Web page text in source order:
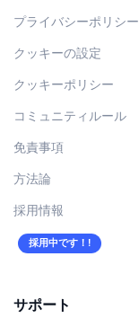
プライバシーポリシー
クッキーの設定
クッキーポリシー
コミュニティルール
免責事項
方法論
採用情報
採用中です！!
サポート